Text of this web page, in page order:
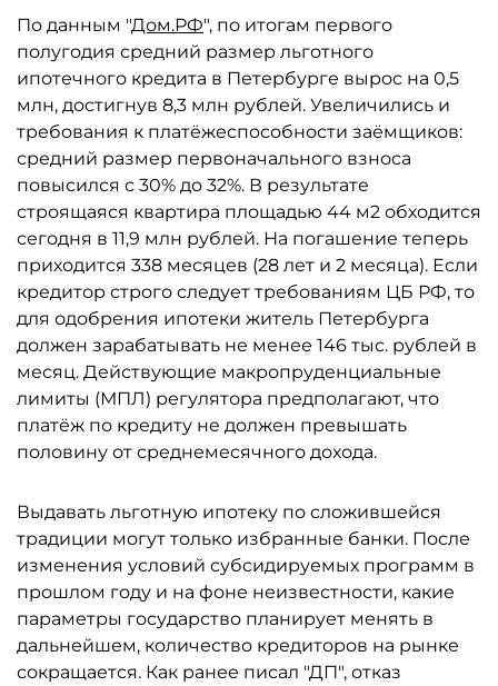
По данным "Дом.РФ", по итогам первого
полугодия средний размер льготного
ипотечного кредита в Петербурге вырос на 0,5
млн, достигнув 8,3 млн рублей. Увеличились и
требования к платёжеспособности заёмщиков:
средний размер первоначального взноса
повысился с 30% до 32%. В результате
строящаяся квартира площадью 44 м2 обходится
сегодня в 11,9 млн рублей. На погашение теперь
приходится 338 месяцев (28 лет и 2 месяца). Если
кредитор строго следует требованиям ЦБ РФ, то
для одобрения ипотеки житель Петербурга
должен зарабатывать не менее 146 тыс. рублей в
месяц. Действующие макропруденциальные
лимиты (МПЛ) регулятора предполагают, что
платёж по кредиту не должен превышать
половину от среднемесячного дохода.
Выдавать льготную ипотеку по сложившейся
традиции могут только избранные банки. После
изменения условий субсидируемых программ в
прошлом году и на фоне неизвестности, какие
параметры государство планирует менять в
дальнейшем, количество кредиторов на рынке
сокращается. Как ранее писал "ДП", отказ